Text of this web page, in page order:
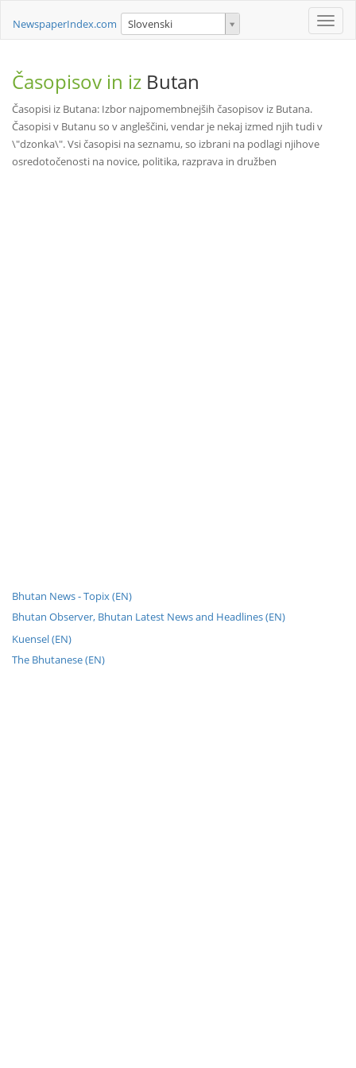
Toggle
NewspaperIndex.com Slovenski
Časopisov in iz Butan
Časopisi iz Butana: Izbor najpomembnejših časopisov iz Butana.
Časopisi v Butanu so v angleščini, vendar je nekaj izmed njih tudi v
\"dzonka\". Vsi časopisi na seznamu, so izbrani na podlagi njihove
osredotočenosti na novice, politika, razprava in družben
Bhutan News - Topix (EN)
Bhutan Observer, Bhutan Latest News and Headlines (EN)
Kuensel (EN)
The Bhutanese (EN)